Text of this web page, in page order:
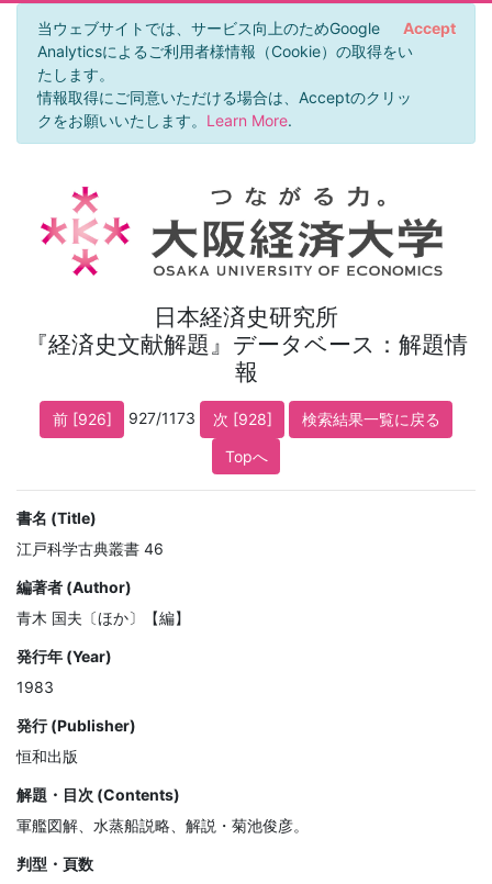
当ウェブサイトでは、サービス向上のためGoogle
Analyticsによるご利用者様情報（Cookie）の取得をい
たします。
情報取得にご同意いただける場合は、Acceptのクリッ
クをお願いいたします。 Learn More.
Accept
日本経済史研究所
『経済史文献解題』データベース：解題情
報
前 [926] 927/1173 次 [928]
検索結果一覧に戻る
Topへ
書名 (Title)
江戸科学古典叢書 46
編著者 (Author)
青木 国夫〔ほか〕【編】
発行年 (Year)
1983
発行 (Publisher)
恒和出版
解題・目次 (Contents)
軍艦図解、水蒸船説略、解説・菊池俊彦。
判型・頁数